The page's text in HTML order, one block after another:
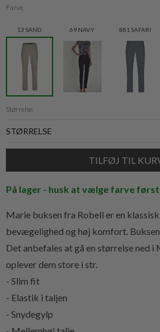
Farve
13 SAND 69 NAVY 881 SAFARI
Størrelse
På lager - husk at vælge farve
Marie buksen fra Robell er en
bevægelighed og høj komfort.
Det anbefales at gå en størrelse ned i
oplever dem store i str.
- Slim fit
- Elastik i taljen
- Snydegylp